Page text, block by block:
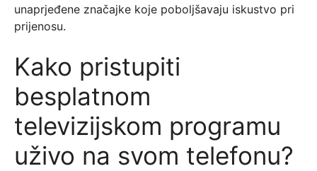
unaprjeđene značajke koje poboljšavaju iskustvo pri
prijenosu.
Kako pristupiti
besplatnom
televizijskom programu
uživo na svom telefonu?